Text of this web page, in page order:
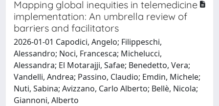
Mapping global inequities in telemedicine
implementation: An umbrella review of
barriers and facilitators
2026-01-01 Capodici, Angelo; Filippeschi,
Alessandro; Noci, Francesca; Michelucci,
Alessandra; El Motarajji, Safae; Benedetto, Vera;
Vandelli, Andrea; Passino, Claudio; Emdin, Michele;
Nuti, Sabina; Avizzano, Carlo Alberto; Bellè, Nicola;
Giannoni, Alberto